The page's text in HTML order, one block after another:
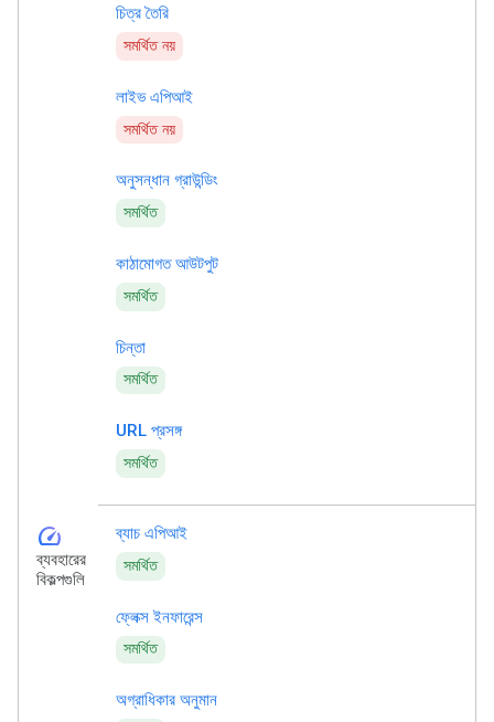
চিত্র তৈরি
সমর্থিত নয়
লাইভ এপিআই
সমর্থিত নয়
অনুসন্ধান গ্রাউন্ডিং
সমর্থিত
কাঠামোগত আউটপুট
সমর্থিত
চিন্তা
সমর্থিত
URL প্রসঙ্গ
সমর্থিত
speed
ব্যবহারের
বিকল্পগুলি
ব্যাচ এপিআই
সমর্থিত
ফ্লেক্স ইনফারেন্স
সমর্থিত
অগ্রাধিকার অনুমান